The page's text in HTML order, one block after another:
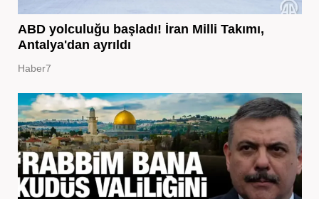
ABD yolculuğu başladı! İran Milli Takımı,
Antalya'dan ayrıldı
Haber7